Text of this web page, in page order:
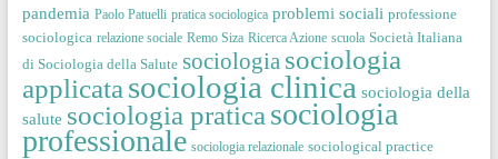
pandemia Paolo Patuelli pratica sociologica problemi sociali professione
sociologica relazione sociale Remo Siza Ricerca Azione scuola Società Italiana
di Sociologia della Salute sociologia sociologia
applicata sociologia clinica sociologia della
salute sociologia pratica sociologia
professionale sociologia relazionale sociological practice